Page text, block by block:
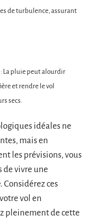
de turbulence, assurant
: La pluie peut alourdir
et rendre le vol
secs.
idéales ne
mais en
les prévisions, vous
de vivre une
ces
vol en
pleinement de cette